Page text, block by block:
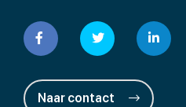
Naar contact